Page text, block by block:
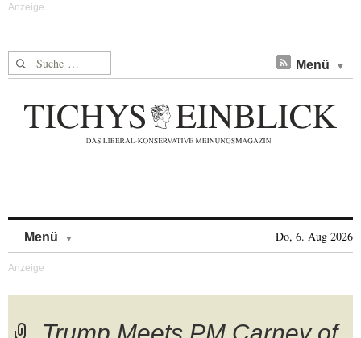
Suche nach: Menü
Menü Do, 6. Aug 2026